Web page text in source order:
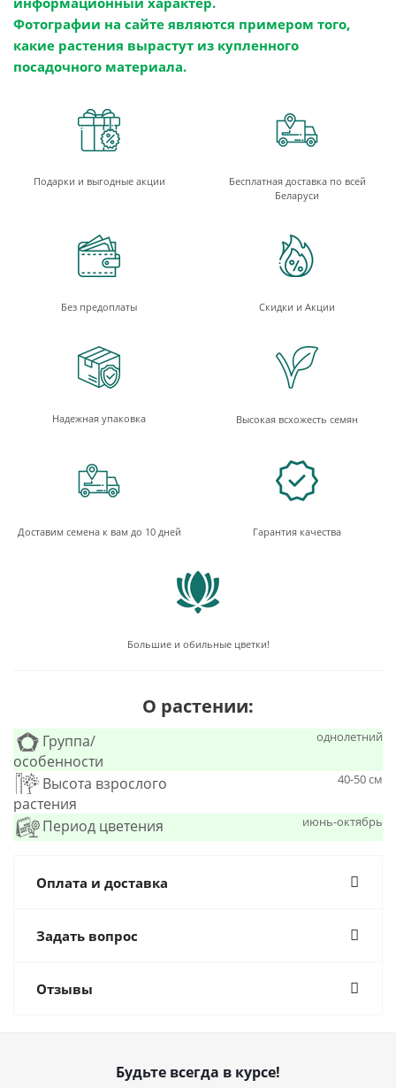
Фотографии на сайте являются примером того,
какие растения вырастут из купленного
посадочного материала.
Подарки и выгодные акции
Бесплатная доставка по всей
Беларуси
Без предоплаты Скидки и Акции
Надежная упаковка Высокая всхожесть семян
Доставим семена к вам до 10 дней Гарантия качества
Большие и обильные цветки!
О растении:
Группа/
особенности
однолетний
Высота взрослого
растения
40-50 см
Период цветения июнь-октябрь
Оплата и доставка
Задать вопрос
Отзывы
Будьте всегда в курсе!